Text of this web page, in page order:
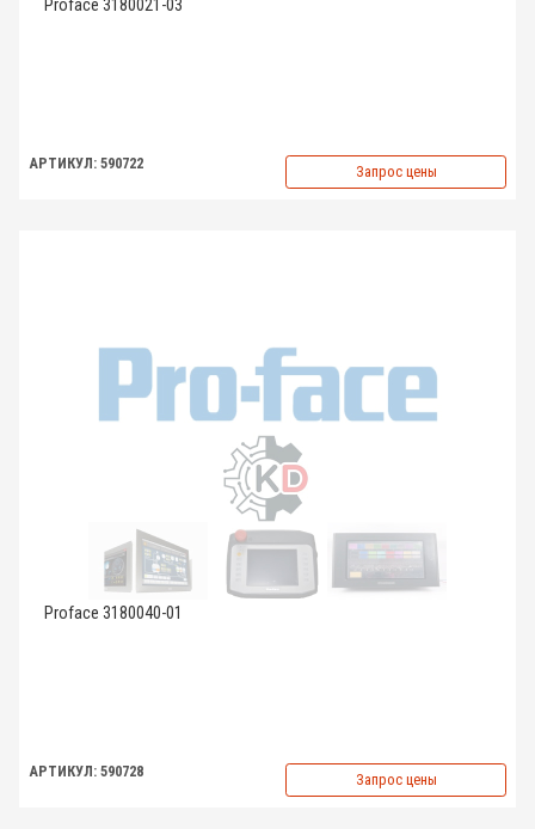
Proface 3180021-03
АРТИКУЛ: 590722 Запрос цены
Proface 3180040-01
АРТИКУЛ: 590728 Запрос цены